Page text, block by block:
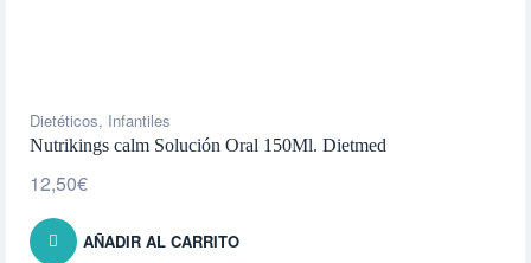
Dietéticos, Infantiles
Nutrikings calm Solución Oral 150Ml. Dietmed
12,50€
AÑADIR AL CARRITO